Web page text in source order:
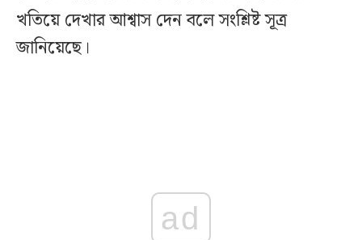
খতিয়ে দেখার আশ্বাস দেন বলে সংশ্লিষ্ট সূত্র
জানিয়েছে।‌
ad